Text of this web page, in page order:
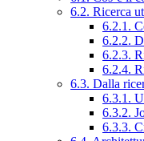
6.2. Ricerca
6.2.1.
6.2.2.
6.2.3.
6.2.4.
6.3. Dalla
6.3.1.
6.3.2.
6.3.3.